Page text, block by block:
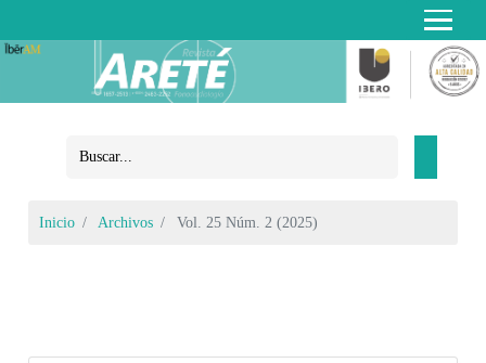
Inicio Archivos Vol. 25 Núm. 2 (2025)